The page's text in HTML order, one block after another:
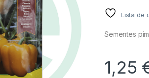
Lista de
Sementes
1,25